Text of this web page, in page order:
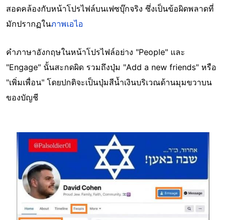
สอดคล้องกับหน้าโปรไฟล์บนเฟซบุ๊กจริง ซึ่งเป็นข้อผิดพลาดที่
มักปรากฏในภาพเอไอ
คำภาษาอังกฤษในหน้าโปรไฟล์อย่าง "People" และ
"Engage" นั้นสะกดผิด รวมถึงปุ่ม "Add a new friends" หรือ
"เพิ่มเพื่อน" โดยปกติจะเป็นปุ่มสีน้ำเงินบริเวณด้านมุมขวาบน
ของบัญชี
Image